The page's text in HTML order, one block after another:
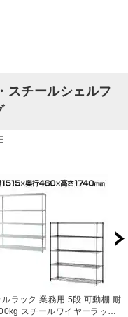
スチールシェルフ
ルラック 業務用 5段 可動棚 耐
スチールワイヤーラック